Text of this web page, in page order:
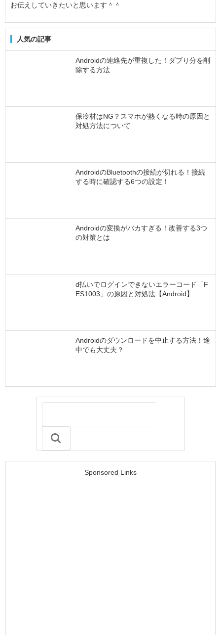
お伝えしていきたいと思います＾＾
人気の記事
Androidの連絡先が重複した！ダブり分を削
除する方法
保冷材はNG？スマホが熱くなる時の原因と
対処方法について
AndroidのBluetoothの接続が切れる！接続
する時に確認する6つの設定！
Androidの変換がバカすぎる！改善する3つ
の対策とは
d払いでログインできないエラーコード「F
ES1003」の原因と対処法【Android】
Androidのダウンロードを中止する方法！途
中でも大丈夫？
Sponsored Links